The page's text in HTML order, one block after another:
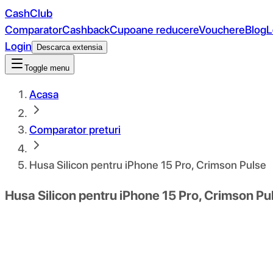
CashClub
ComparatorCashbackCupoane reducereVouchereBlog
Login
Descarca extensia
Toggle menu
Acasa
Comparator preturi
Husa Silicon pentru iPhone 15 Pro, Crimson Pulse
Husa Silicon pentru iPhone 15 Pro, Crimson